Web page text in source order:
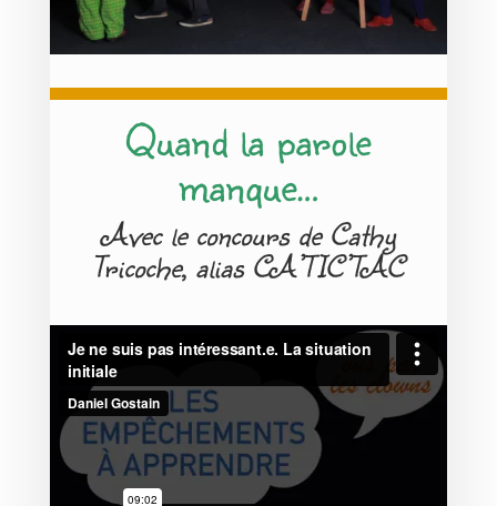
Quand la parole
manque…
Avec le concours de Cathy
Tricoche, alias CA’TIC’TAC